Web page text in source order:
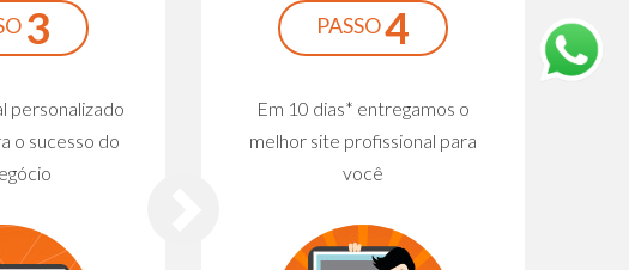
3
personalizado
o sucesso do
PASSO4
Em 10 dias* entregamos o
melhor site profissional para
você